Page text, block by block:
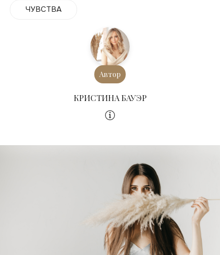
ЧУВСТВА
Автор
КРИСТИНА БАУЭР